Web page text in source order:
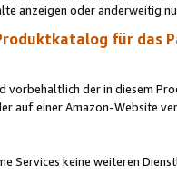
anzeigen oder anderweitig
für das
vorbehaltlich der in diesem
auf einer Amazon-Website
Services keine weiteren